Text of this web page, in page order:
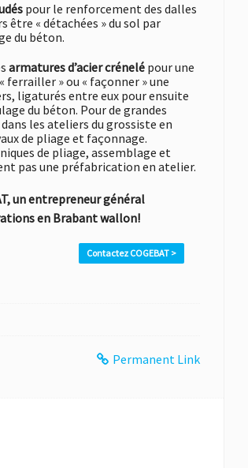
pour le renforcement des dalles
être « détachées » du sol par
du béton.
armatures d’acier crénelé pour une
ferrailler » ou « façonner » une
ligaturés entre eux pour ensuite
du béton. Pour de grandes
les ateliers du grossiste en
de pliage et façonnage.
de pliage, assemblage et
pas une préfabrication en atelier.
,un entrepreneur général
en Brabant wallon!
Contactez COGEBAT >
Permanent Link